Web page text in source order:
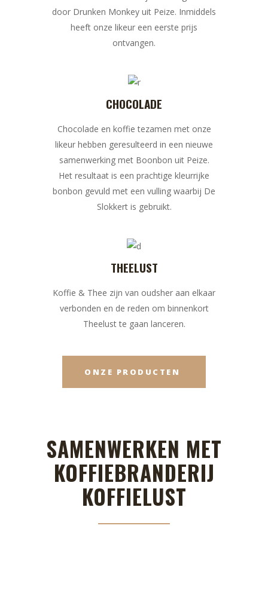
door Drunken Monkey uit Peize. Inmiddels
heeft onze likeur een eerste prijs
ontvangen.
CHOCOLADE
Chocolade en koffie tezamen met onze
likeur hebben geresulteerd in een nieuwe
samenwerking met Boonbon uit Peize.
Het resultaat is een prachtige kleurrijke
bonbon gevuld met een vulling waarbij De
Slokkert is gebruikt.
THEELUST
Koffie & Thee zijn van oudsher aan elkaar
verbonden en de reden om binnenkort
Theelust te gaan lanceren.
ONZE PRODUCTEN
SAMENWERKEN MET
KOFFIEBRANDERIJ
KOFFIELUST